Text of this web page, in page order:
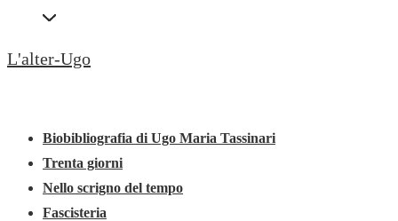
al
Secondary
L'alter-Ugo
principaleBiobibliografia di Ugo Maria Tassinari
Trenta giorni
Nello scrigno del tempo
Fascisteria